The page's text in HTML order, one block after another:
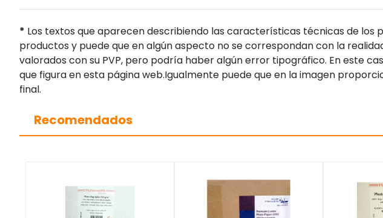
* Los textos que aparecen describiendo las características técnicas de
productos y puede que en algún aspecto no se correspondan con la
valorados con su PVP, pero podría haber algún error tipográfico. En este
que figura en esta página web.Igualmente puede que en la imagen
final.
Recomendados